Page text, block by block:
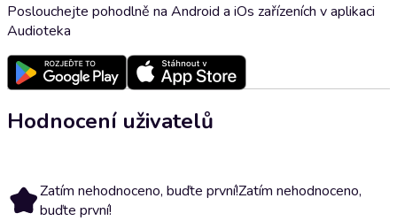
Poslouchejte pohodlně na Android a iOs zařízeních v aplikaci
Audioteka
Hodnocení uživatelů
Zatím nehodnoceno, buďte první!Zatím nehodnoceno,
buďte první!